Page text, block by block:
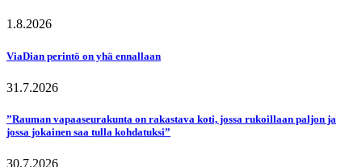
1.8.2026
ViaDian perintö on yhä ennallaan
31.7.2026
”Rauman vapaaseurakunta on rakastava koti, jossa rukoillaan paljon ja
jossa jokainen saa tulla kohdatuksi”
30.7.2026